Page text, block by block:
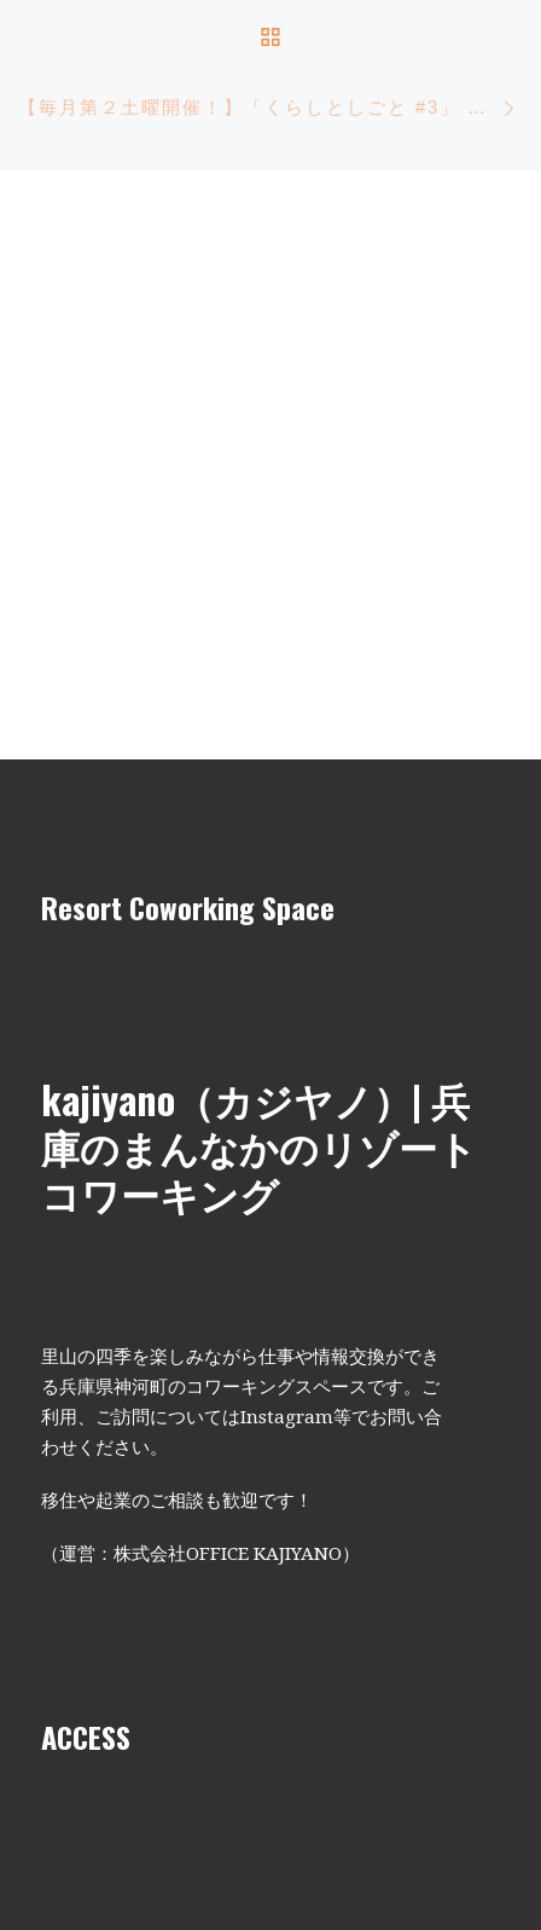
【毎月第２土曜開催！】「くらしとしごと #3」 長谷川香里さん（納屋工房）
Resort Coworking Space
kajiyano（カジヤノ）| 兵
庫のまんなかのリゾート
コワーキング
里山の四季を楽しみながら仕事や情報交換ができ
る兵庫県神河町のコワーキングスペースです。ご
利用、ご訪問についてはInstagram等でお問い合
わせください。
移住や起業のご相談も歓迎です！
（運営：株式会社OFFICE KAJIYANO）
ACCESS